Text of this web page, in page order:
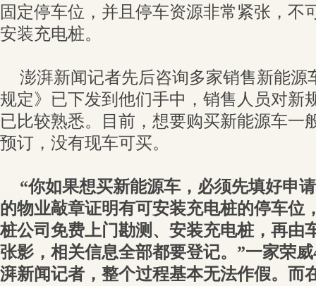
固定停车位，并且停车资源非常紧张，不
安装充电桩。
澎湃新闻记者先后咨询多家销售新能源
规定》已下发到他们手中，销售人员对新
已比较熟悉。目前，想要购买新能源车一
预订，没有现车可买。
“你如果想买新能源车，必须先填好申
的物业敲章证明有可安装充电桩的停车位
桩公司免费上门勘测、安装充电桩，再由
张影，相关信息全部都要登记。”一家荣
湃新闻记者，整个过程基本无法作假。而